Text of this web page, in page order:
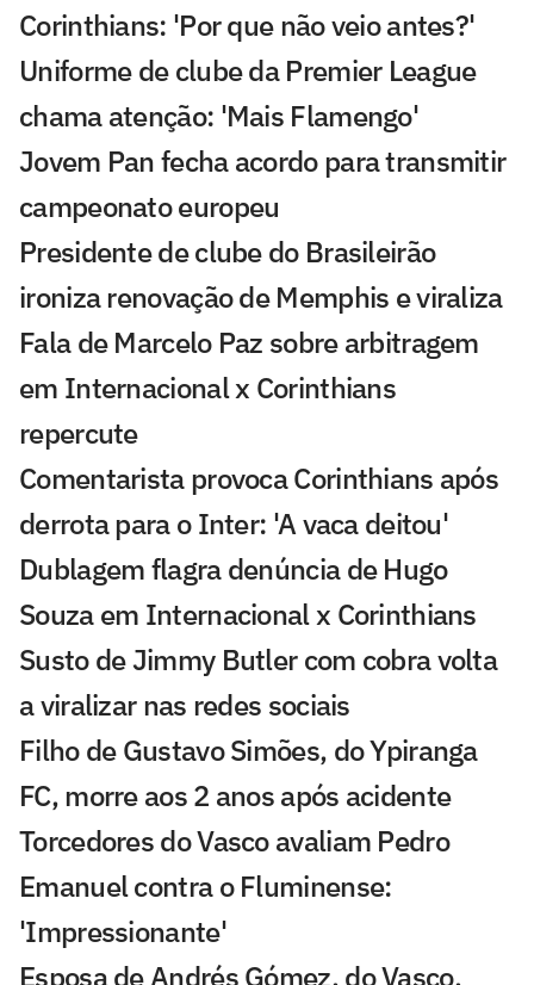
Corinthians: 'Por que não veio antes?'
Uniforme de clube da Premier League
chama atenção: 'Mais Flamengo'
Jovem Pan fecha acordo para transmitir
campeonato europeu
Presidente de clube do Brasileirão
ironiza renovação de Memphis e viraliza
Fala de Marcelo Paz sobre arbitragem
em Internacional x Corinthians
repercute
Comentarista provoca Corinthians após
derrota para o Inter: 'A vaca deitou'
Dublagem flagra denúncia de Hugo
Souza em Internacional x Corinthians
Susto de Jimmy Butler com cobra volta
a viralizar nas redes sociais
Filho de Gustavo Simões, do Ypiranga
FC, morre aos 2 anos após acidente
Torcedores do Vasco avaliam Pedro
Emanuel contra o Fluminense:
'Impressionante'
Esposa de Andrés Gómez, do Vasco,